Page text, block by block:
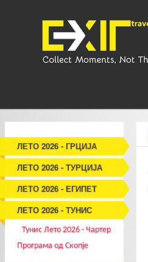
ЛЕТО 2026 - ГРЦИЈА
ЛЕТО 2026 - ТУРЦИЈА
ЛЕТО 2026 - ЕГИПЕТ
ЛЕТО 2026 - ТУНИС
Тунис Лето 2026 - Чартер
Програма од Скопје